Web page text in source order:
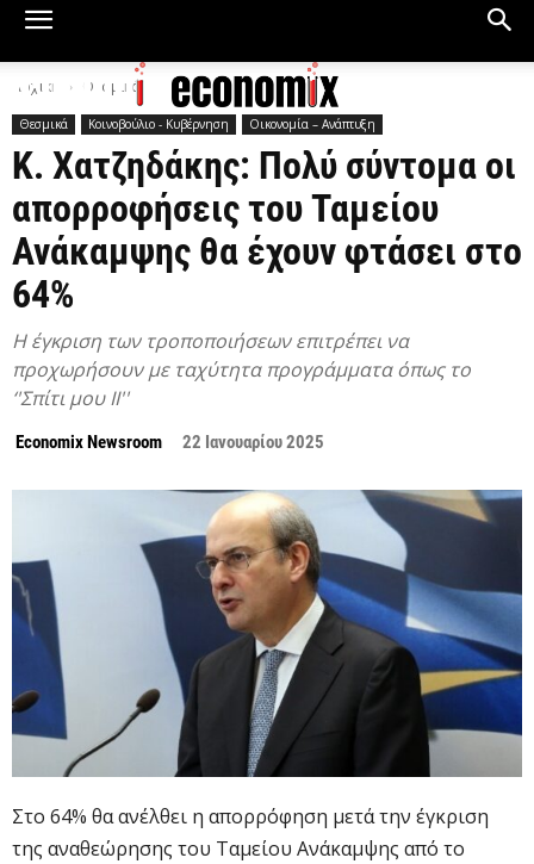
Αρχική Θεσμικά
Θεσμικά Κοινοβούλιο - Κυβέρνηση Οικονομία – Ανάπτυξη
Κ. Χατζηδάκης: Πολύ σύντομα οι
απορροφήσεις του Ταμείου
Ανάκαμψης θα έχουν φτάσει στο
64%
Η έγκριση των τροποποιήσεων επιτρέπει να
προχωρήσουν με ταχύτητα προγράμματα όπως το
‘'Σπίτι μου ΙΙ''
Economix Newsroom 22 Ιανουαρίου 2025
Στο 64% θα ανέλθει η απορρόφηση μετά την έγκριση
της αναθεώρησης του Ταμείου Ανάκαμψης από το